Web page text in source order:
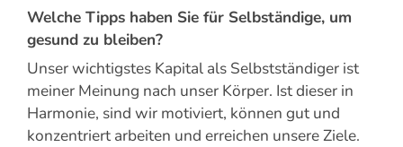
Welche Tipps haben Sie für Selbständige, um
gesund zu bleiben?
Unser wichtigstes Kapital als Selbstständiger ist
meiner Meinung nach unser Körper. Ist dieser in
Harmonie, sind wir motiviert, können gut und
konzentriert arbeiten und erreichen unsere Ziele.